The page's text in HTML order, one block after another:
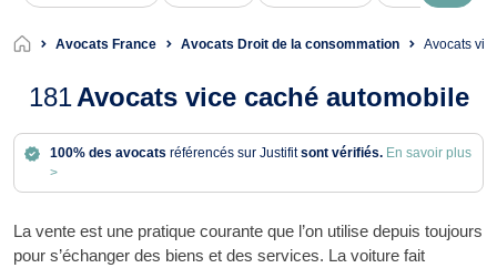
Avocats France Avocats Droit de la consommation Avocats
181 Avocats vice caché automobile
100% des avocats référencés sur Justifitsont vérifiés. En savoir plus
>
La vente est une pratique courante que l’on utilise depuis toujours
pour s’échanger des biens et des services. La voiture fait